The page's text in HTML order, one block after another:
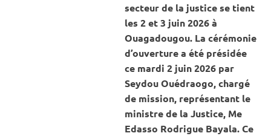
secteur de la justice se tient
les 2 et 3 juin 2026 à
Ouagadougou. La cérémonie
d’ouverture a été présidée
ce mardi 2 juin 2026 par
Seydou Ouédraogo, chargé
de mission, représentant le
ministre de la Justice, Me
Edasso Rodrigue Bayala. Ce